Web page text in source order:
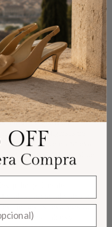
que los que exporta y
del mundo creemos
lo cual hemos contratado
firma experta en la
en el mercado
nuestra expansión
mas prestigiosas de
Sole Commerce en Nueva
Vegas y el Atlanta Shoe
principalmente
independientes se
Jersey, Nuevo México,
en Estados Unidos y